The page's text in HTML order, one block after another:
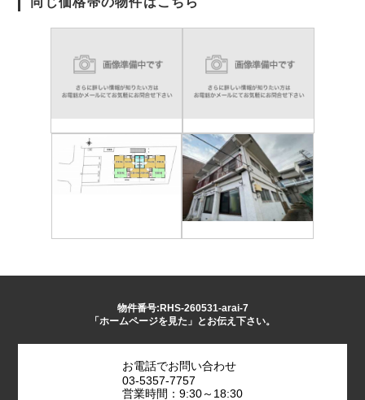
物件番号:RHS-260531-arai-7
「ホームページを見た」とお伝え下さい。
お電話でお問い合わせ
03-5357-7757
営業時間：9:30～18:30